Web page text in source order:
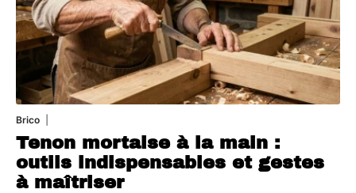
Brico
Tenon mortaise à la main :
outils indispensables et gestes
à maîtriser